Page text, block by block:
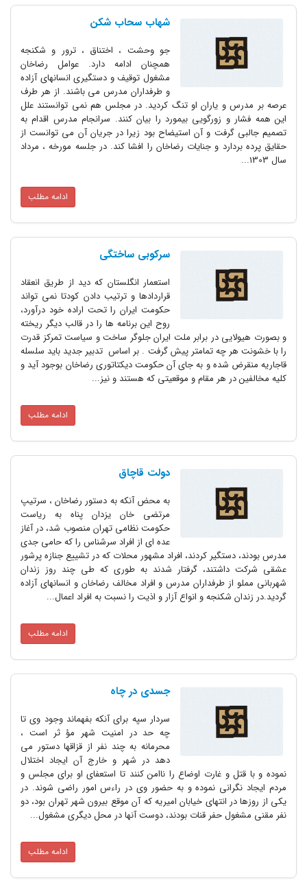
شهاب سحاب شکن
جو وحشت ، اختناق ، ترور و شکنجه
همچنان ادامه دارد. عوامل رضاخان
مشغول توقیف و دستگیرى انسانهاى آزاده
و طرفداران مدرس مى باشند. از هر طرف
عرصه بر مدرس و یاران او تنگ کردید. در مجلس هم نمى توانستند علل
این همه فشار و زورگویى بیمورد را بیان کنند. سرانجام مدرس اقدام به
تصمیم جالبى گرفت و آن استیضاح بود زیرا در جریان آن مى توانست از
حقایق پرده بردارد و جنایات رضاخان را افشا کند. در جلسه مورخه ، مرداد
سال 1303...
ادامه مطلب
سرکوبى ساختگى
استعمار انگلستان که دید از طریق انعقاد
قراردادها و ترتیب دادن کودتا نمى تواند
حکومت ایران را تحت اراده خود درآورد،
روح این برنامه ها را در قالب دیگر ریخته
و بصورت هیولایى در برابر ملت ایران جلوگر ساخت و سیاست تمرکز قدرت
را با خشونت هر چه تمامتر پیش گرفت . بر اساس ‍ تدبیر جدید باید سلسله
قاجاریه منقرض شده و به جاى آن حکومت دیکتاتورى رضاخان بوجود آید و
کلیه مخالفین در هر مقام و موقعیتى که هستند و نیز...
ادامه مطلب
دولت قاچاق
به محض آنکه به دستور رضاخان ، سرتیپ
مرتضى خان یزدان پناه به ریاست
حکومت نظامى تهران منصوب شد، در آغاز
عده اى از افراد سرشناس را که حامى جدى
مدرس بودند، دستگیر کردند، افراد مشهور محلات که در تشییع جنازه پرشور
عشقى شرکت داشتند، گرفتار شدند به طورى که طى چند روز زندان
شهربانى مملو از طرفداران مدرس و افراد مخالف رضاخان و انسانهاى آزاده
گردید.در زندان شکنجه و انواع آزار و اذیت را نسبت به افراد اعمال...
ادامه مطلب
جسدى در چاه
سردار سپه براى آنکه بفهماند وجود وى تا
چه حد در امنیت شهر مؤ ثر است ،
محرمانه به چند نفر از قزاقها دستور مى
دهد در شهر و خارج آن ایجاد اختلال
نموده و با قتل و غارت اوضاع را ناامن کنند تا استعفاى او براى مجلس و
مردم ایجاد نگرانى نموده و به حضور وى در راءس امور راضى شوند. در
یکى از روزها در انتهاى خیابان امیریه که آن موقع بیرون شهر تهران بود، دو
نفر مقنى مشغول حفر قنات بودند، دوست آنها در محل دیگرى مشغول...
ادامه مطلب